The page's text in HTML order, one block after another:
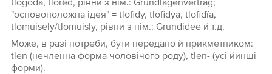
"основоположна ідея" = tlofidy, tlofidya, tlofidïa,
tlomuisely/tlomuisly, рівни з нім.: Grundidee й т.д.
Може, в разі потреби, бути передано й прикметником:
tlen (нечленна форма чоловічого роду), tlen- (усі йинші
форми).